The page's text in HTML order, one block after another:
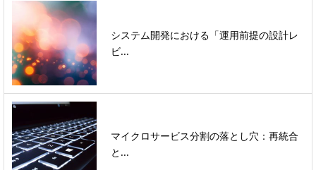
システム開発における「運用前提の設計レ
ビ...
マイクロサービス分割の落とし穴：再統合
と...